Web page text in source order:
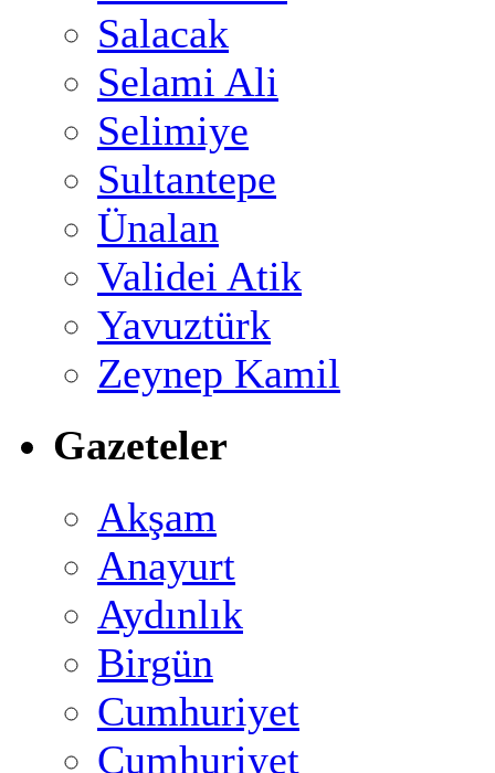
Salacak
Selami Ali
Selimiye
Sultantepe
Ünalan
Validei Atik
Yavuztürk
Zeynep Kamil
Gazeteler
Akşam
Anayurt
Aydınlık
Birgün
Cumhuriyet
Cumhuriyet